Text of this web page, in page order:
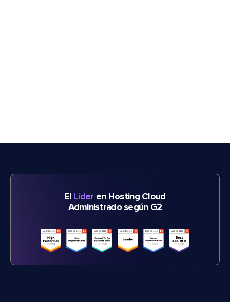
El Líder en Hosting Cloud
Administrado según G2